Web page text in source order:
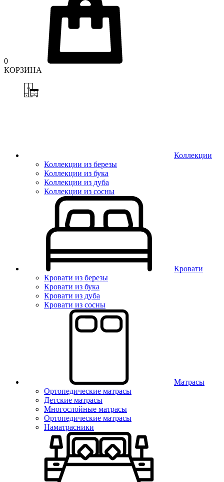
0
КОРЗИНА
Коллекции
Коллекции из березы
Коллекции из бука
Коллекции из дуба
Коллекции из сосны
Кровати
Кровати из березы
Кровати из бука
Кровати из дуба
Кровати из сосны
Матрасы
Ортопедические матрасы
Детские матрасы
Многослойные матрасы
Ортопедические матрасы
Наматрасники